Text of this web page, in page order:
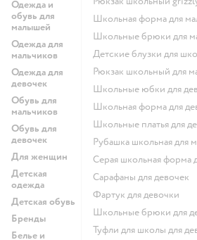
Одежда и
обувь для
малышей
Одежда для
мальчиков
Одежда для
девочек
Обувь для
мальчиков
Обувь для
девочек
Для женщин
Детская
одежда
Детская обувь
Бренды
Белье и
Школьная форма для
Школьные брюки для
Детские блузки для
Рюкзак школьный для
Школьные юбки для
Школьная форма для
Школьные платья для
Рубашка школьная для
Серая школьная форма
Сарафаны для девочек
Фартук для девочки
Школьные брюки для
Туфли для школы для